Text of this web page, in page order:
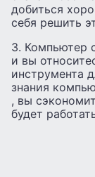
добиться
себя решить
3. Компьютер
и вы
инструмента
знания
, вы
будет